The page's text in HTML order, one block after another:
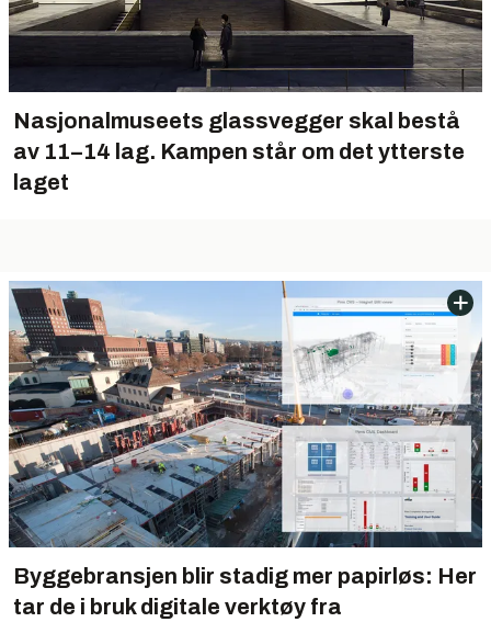
Nasjonalmuseets glassvegger skal bestå
av 11–14 lag. Kampen står om det ytterste
laget
Byggebransjen blir stadig mer papirløs: Her
tar de i bruk digitale verktøy fra